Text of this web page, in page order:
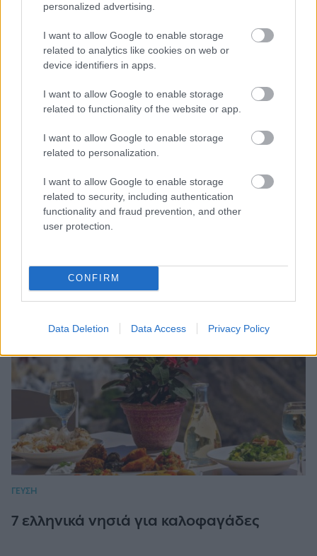
personalized advertising.
I want to allow Google to enable storage
related to analytics like cookies on web or
device identifiers in apps.
I want to allow Google to enable storage
related to functionality of the website or app.
I want to allow Google to enable storage
related to personalization.
I want to allow Google to enable storage
related to security, including authentication
functionality and fraud prevention, and other
user protection.
CONFIRM
Data Deletion Data Access Privacy Policy
ΛΑΣΙΘΙ - ΔΙΑΜΟΝΗ
Royal Marmin Bay Boutique & Art Hotel
ΓΕΥΣΗ
ΓΕΥΣΗ
7 ελληνικά νησιά για καλοφαγάδες